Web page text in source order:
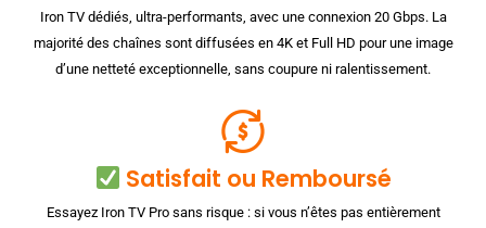
Iron TV dédiés, ultra-performants, avec une connexion 20 Gbps. La
majorité des chaînes sont diffusées en 4K et Full HD pour une image
d’une netteté exceptionnelle, sans coupure ni ralentissement.
Satisfait ou Remboursé
Essayez Iron TV Pro sans risque : si vous n’êtes pas entièrement